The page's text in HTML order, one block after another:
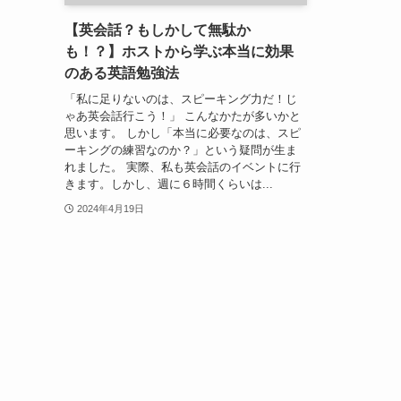
【英会話？もしかして無駄か
も！？】ホストから学ぶ本当に効果
のある英語勉強法
「私に足りないのは、スピーキング力だ！じ
ゃあ英会話行こう！」 こんなかたが多いかと
思います。 しかし「本当に必要なのは、スピ
ーキングの練習なのか？」という疑問が生ま
れました。 実際、私も英会話のイベントに行
きます。しかし、週に６時間くらいは...
2024年4月19日